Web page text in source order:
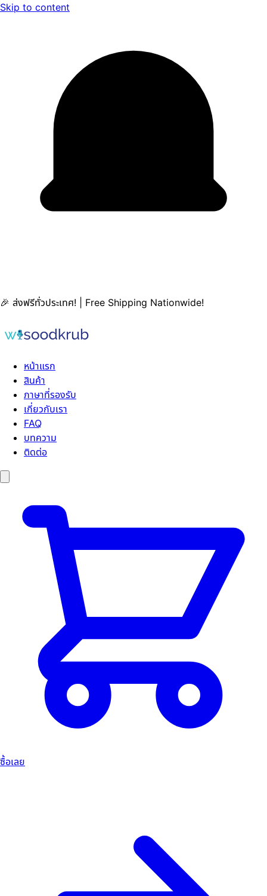
Skip to content
🎉 ส่งฟรีทั่วประเทศ! | Free Shipping Nationwide!
หน้าแรก
สินค้า
ภาษาที่รองรับ
เกี่ยวกับเรา
FAQ
บทความ
ติดต่อ
ซื้อเลย